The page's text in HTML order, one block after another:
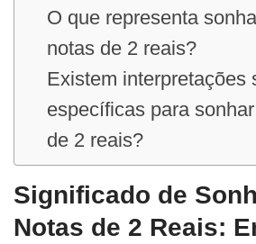
O que representa
notas de 2 reais?
Existem interpretações
específicas para
de 2 reais?
Significado de
Notas de 2 Reais: